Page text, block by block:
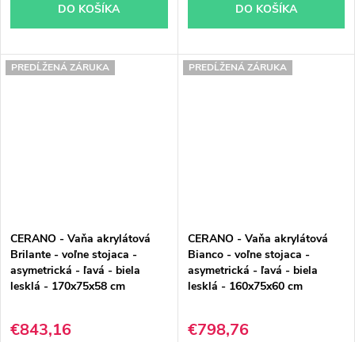
DO KOŠÍKA DO KOŠÍKA
PREDĹŽENÁ ZÁRUKA
CERANO - Vaňa akrylátová
Brilante - voľne stojaca -
asymetrická - ľavá - biela
lesklá - 170x75x58 cm
€843,16
PREDĹŽENÁ ZÁRUKA
CERANO - Vaňa akrylátová
Bianco - voľne stojaca -
asymetrická - ľavá - biela
lesklá - 160x75x60 cm
€798,76